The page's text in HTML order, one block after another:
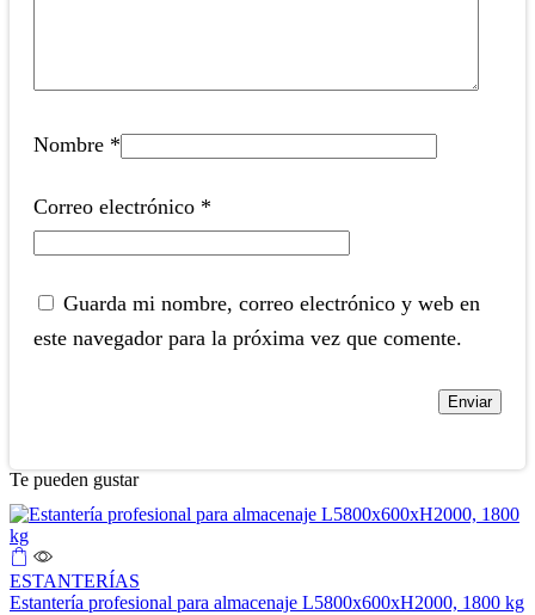
Nombre *
Correo electrónico *
Guarda mi nombre, correo electrónico y web en
este navegador para la próxima vez que comente.
Te pueden gustar
ESTANTERÍAS
Estantería profesional para almacenaje L5800x600xH2000, 1800 kg